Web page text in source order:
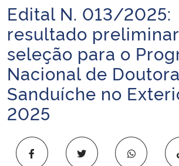
Ministério da Agricultura, Pecuária e Abastecimento
Ministério da Educação
Ministério da Cidadania
Ministério da Saúde
Ministério de Minas e Energia
Início do conteúdo
Edital N. 013/2025:
resultado
seleção para o
Nacional de
Sanduíche no
2025